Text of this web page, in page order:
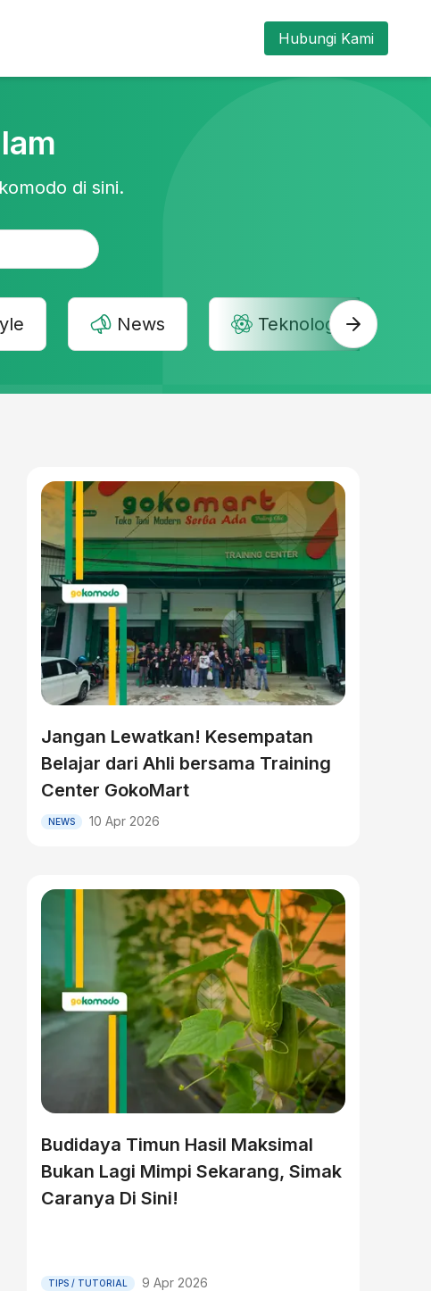
Hubungi Kami
di sini.
News Teknologi
Jangan Lewatkan! Kesempatan
Belajar dari Ahli bersama Training
Center GokoMart
NEWS 10 Apr 2026
Budidaya Timun Hasil Maksimal
Bukan Lagi Mimpi Sekarang, Simak
Caranya Di Sini!
TIPS / TUTORIAL 9 Apr 2026